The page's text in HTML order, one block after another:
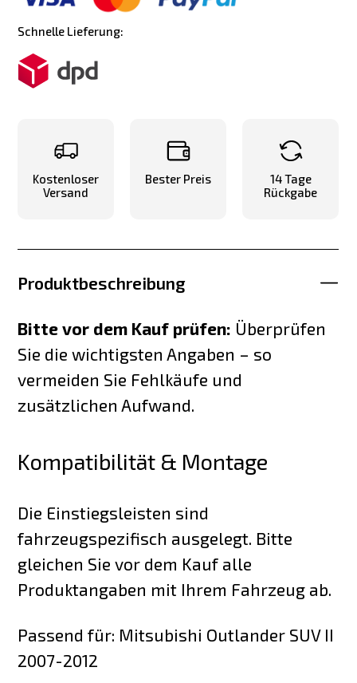
Schnelle Lieferung:
Kostenloser
Versand
Bester Preis
14 Tage
Rückgabe
Produktbeschreibung
Bitte vor dem Kauf prüfen: Überprüfen
Sie die wichtigsten Angaben – so
vermeiden Sie Fehlkäufe und
zusätzlichen Aufwand.
Kompatibilität & Montage
Die Einstiegsleisten sind
fahrzeugspezifisch ausgelegt. Bitte
gleichen Sie vor dem Kauf alle
Produktangaben mit Ihrem Fahrzeug ab.
Passend für: Mitsubishi Outlander SUV II
2007-2012